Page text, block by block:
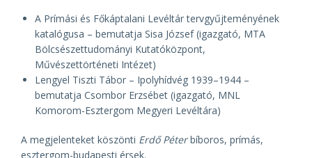
A Prímási és Főkáptalani Levéltár tervgyűjteményének
katalógusa – bemutatja Sisa József (igazgató, MTA
Bölcsészettudományi Kutatóközpont,
Művészettörténeti Intézet)
Lengyel Tiszti Tábor – Ipolyhídvég 1939–1944 –
bemutatja Csombor Erzsébet (igazgató, MNL
Komorom-Esztergom Megyeri Levéltára)
A megjelenteket köszönti Erdő Péterbíboros, prímás,
esztergom-budapesti érsek.